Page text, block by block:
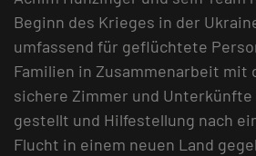
Beginn des Krieges in der
umfassend für geflüchtete
Familien in Zusammenarbeit mit
sichere Zimmer und Unterkünfte
gestellt und Hilfestellung nach
Flucht in einem neuen Land